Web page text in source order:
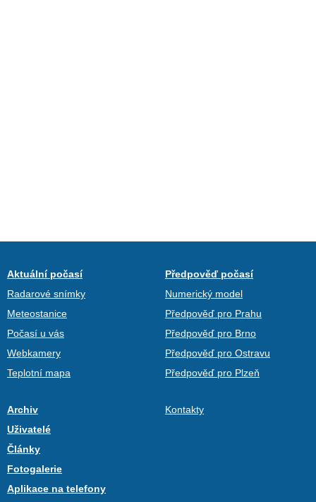
Aktuální počasí
Radarové snímky
Meteostanice
Počasí u vás
Webkamery
Teplotní mapa
Předpověď počasí
Numerický model
Předpověď pro Prahu
Předpověď pro Brno
Předpověď pro Ostravu
Předpověď pro Plzeň
Archiv
Uživatelé
Články
Fotogalerie
Aplikace na telefony
Kontakty